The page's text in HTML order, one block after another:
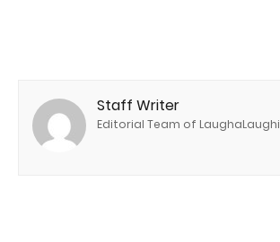
Staff Writer
Editorial Team of LaughaLaughi